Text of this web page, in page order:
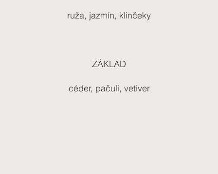
ruža, jazmín, klinčeky
ZÁKLAD
céder, pačuli, vetiver